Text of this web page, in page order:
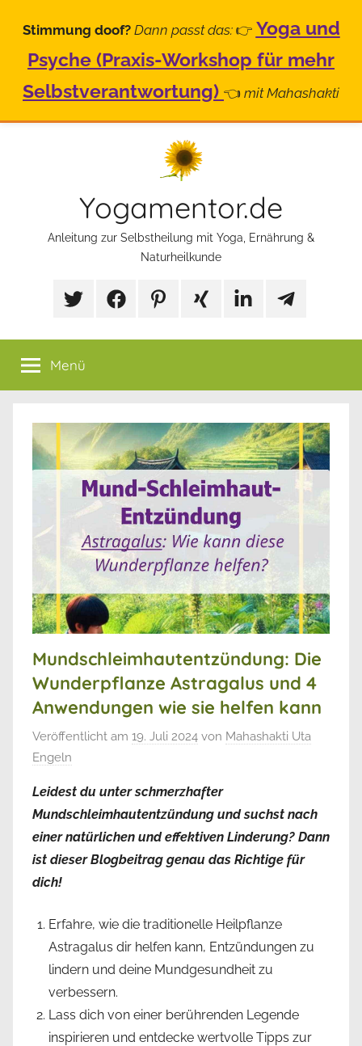
Stimmung doof? Dann passt das:👉 Yoga und
Psyche (Praxis-Workshop für mehr
Selbstverantwortung) 👈 mit Mahashakti
Yogamentor.de
Anleitung zur Selbstheilung mit Yoga, Ernährung &
Naturheilkunde
X/TwitterFacebookPinterestXing LinkedInTelegram
Gruppe
Menü
Mundschleimhautentzündung: Die
Wunderpflanze Astragalus und 4
Anwendungen wie sie helfen kann
Veröffentlicht am 19. Juli 2024 von Mahashakti Uta
Engeln
Leidest du unter schmerzhafter
Mundschleimhautentzündung und suchst nach
einer natürlichen und effektiven Linderung? Dann
ist dieser Blogbeitrag genau das Richtige für
dich!
Erfahre, wie die traditionelle Heilpflanze
Astragalus dir helfen kann, Entzündungen zu
lindern und deine Mundgesundheit zu
verbessern.
Lass dich von einer berührenden Legende
inspirieren und entdecke wertvolle Tipps zur